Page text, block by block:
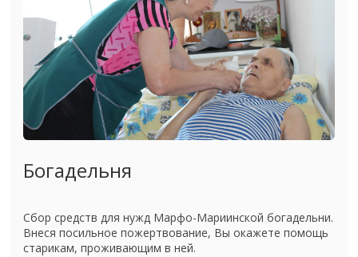
Богадельня
Сбор средств для нужд Марфо-Мариинской богадельни.
Внеся посильное пожертвование, Вы окажете помощь
старикам, проживающим в ней.